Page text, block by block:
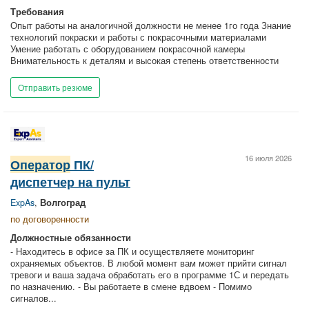
Требования
Опыт работы на аналогичной должности не менее 1го года Знание
технологий покраски и работы с покрасочными материалами
Умение работать с оборудованием покрасочной камеры
Внимательность к деталям и высокая степень ответственности
Отправить резюме
16 июля 2026
Оператор ПК/
диспетчер на пульт
ExpAs, Волгоград
по договоренности
Должностные обязанности
- Находитесь в офисе за ПК и осуществляете мониторинг
охраняемых объектов. В любой момент вам может прийти сигнал
тревоги и ваша задача обработать его в программе 1С и передать
по назначению. - Вы работаете в смене вдвоем - Помимо
сигналов...